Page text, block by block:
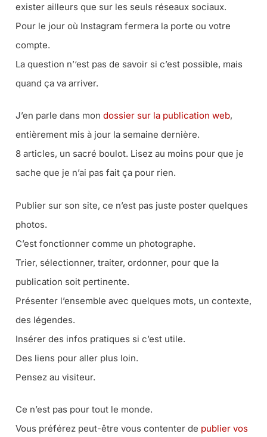
exister ailleurs que sur les seuls réseaux sociaux.
Pour le jour où Instagram fermera la porte ou votre
compte.
La question n’‘est pas de savoir si c’est possible, mais
quand ça va arriver.
J’en parle dans mon dossier sur la publication web,
entièrement mis à jour la semaine dernière.
8 articles, un sacré boulot. Lisez au moins pour que je
sache que je n’ai pas fait ça pour rien.
Publier sur son site, ce n’est pas juste poster quelques
photos.
C’est fonctionner comme un photographe.
Trier, sélectionner, traiter, ordonner, pour que la
publication soit pertinente.
Présenter l’ensemble avec quelques mots, un contexte,
des légendes.
Insérer des infos pratiques si c’est utile.
Des liens pour aller plus loin.
Pensez au visiteur.
Ce n’est pas pour tout le monde.
Vous préférez peut-être vous contenter de publier vos